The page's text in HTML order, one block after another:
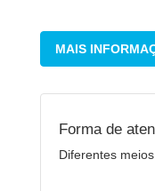
MAIS
Forma de
Diferentes meios